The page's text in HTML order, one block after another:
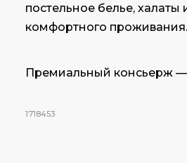
постельное белье, халаты
комфортного проживания.
Премиальный консьерж —
1718453